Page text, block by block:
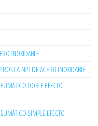
INOXIDABLE
NPT DE ACERO INOXIDABLE
DOBLE EFECTO
SIMPLE EFECTO